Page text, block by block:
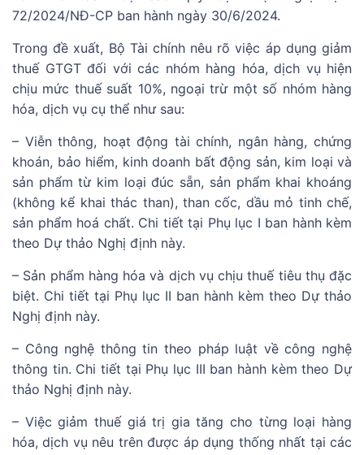
72/2024/NĐ-CP ban hành ngày 30/6/2024.
Trong đề xuất, Bộ Tài chính nêu rõ việc áp dụng giảm
thuế GTGT đối với các nhóm hàng hóa, dịch vụ hiện
chịu mức thuế suất 10%, ngoại trừ một số nhóm hàng
hóa, dịch vụ cụ thể như sau:
– Viễn thông, hoạt động tài chính, ngân hàng, chứng
khoán, bảo hiểm, kinh doanh bất động sản, kim loại và
sản phẩm từ kim loại đúc sẵn, sản phẩm khai khoáng
(không kể khai thác than), than cốc, dầu mỏ tinh chế,
sản phẩm hoá chất. Chi tiết tại Phụ lục I ban hành kèm
theo Dự thảo Nghị định này.
– Sản phẩm hàng hóa và dịch vụ chịu thuế tiêu thụ đặc
biệt. Chi tiết tại Phụ lục II ban hành kèm theo Dự thảo
Nghị định này.
– Công nghệ thông tin theo pháp luật về công nghệ
thông tin. Chi tiết tại Phụ lục III ban hành kèm theo Dự
thảo Nghị định này.
– Việc giảm thuế giá trị gia tăng cho từng loại hàng
hóa, dịch vụ nêu trên được áp dụng thống nhất tại các